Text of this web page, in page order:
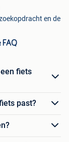
en de
FAQ
fiets
past?